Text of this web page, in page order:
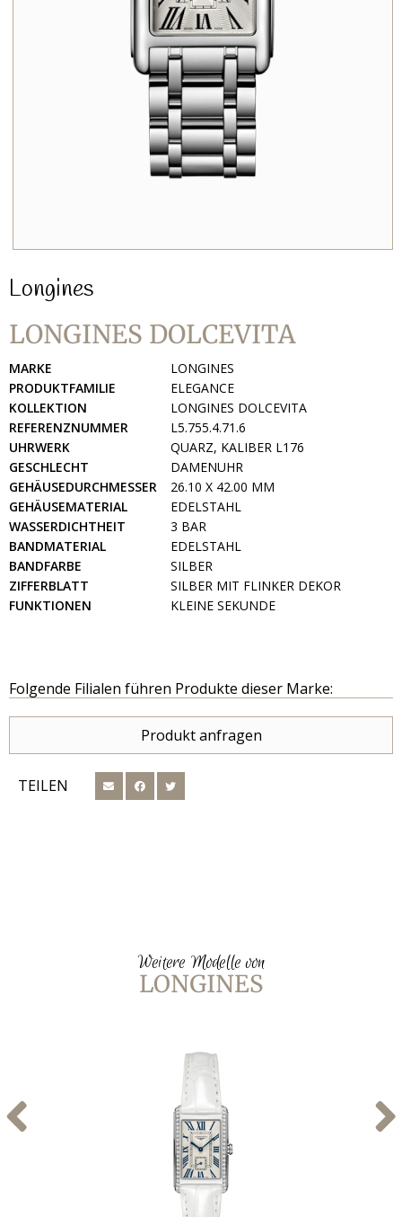
Longines
LONGINES DOLCEVITA
MARKE
LONGINES
PRODUKTFAMILIE
ELEGANCE
KOLLEKTION
LONGINES DOLCEVITA
REFERENZNUMMER
L5.755.4.71.6
UHRWERK
QUARZ, KALIBER L176
GESCHLECHT
DAMENUHR
GEHÄUSEDURCHMESSER
26.10 X 42.00 MM
GEHÄUSEMATERIAL
EDELSTAHL
WASSERDICHTHEIT
3 BAR
BANDMATERIAL
EDELSTAHL
BANDFARBE
SILBER
ZIFFERBLATT
SILBER MIT FLINKER DEKOR
FUNKTIONEN
KLEINE SEKUNDE
Folgende Filialen führen Produkte dieser Marke:
Produkt anfragen
TEILEN
Weitere Modelle von
LONGINES